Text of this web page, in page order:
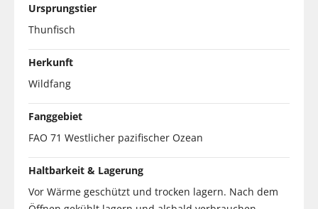
Ursprungstier
Thunfisch
Herkunft
Wildfang
Fanggebiet
FAO 71 Westlicher pazifischer Ozean
Haltbarkeit & Lagerung
Vor Wärme geschützt und trocken lagern. Nach dem